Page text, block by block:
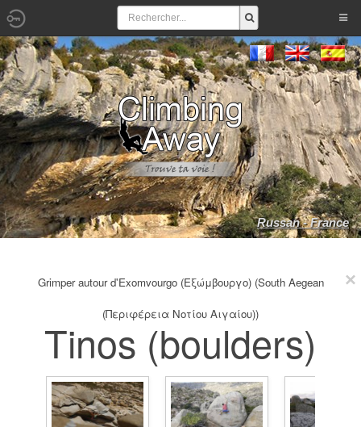
Russan - France
Grimper autour d'Exomvourgo (Εξώμβουργο) (South Aegean
(Περιφέρεια Νοτίου Αιγαίου))
Tinos (boulders)